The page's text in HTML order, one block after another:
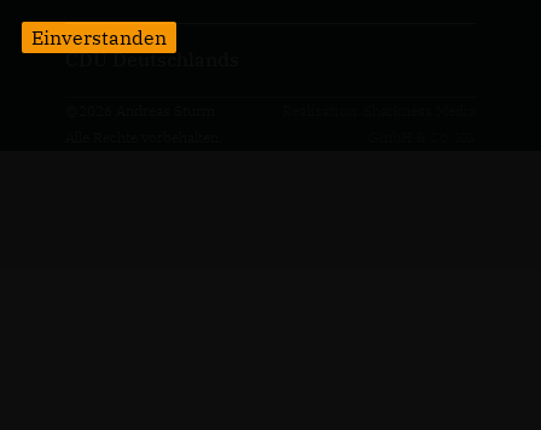
CDU Deutschlands
Einverstanden